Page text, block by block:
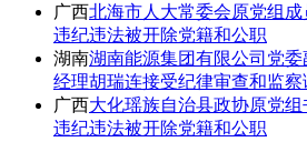
广西北海市人大常委会原党组
违纪违法被开除党籍和公职
湖南湖南能源集团有限公司党
经理胡瑞连接受纪律审查和监察
广西大化瑶族自治县政协原党
违纪违法被开除党籍和公职